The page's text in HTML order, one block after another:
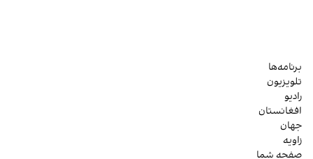
برنامه‌ها
تلویزیون
رادیو
افغانستان
جهان
زاویه
صفحه شما